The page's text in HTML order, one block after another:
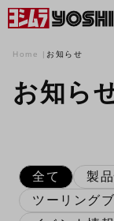
Home お知らせ
お知ら
全て 製
ツーリング